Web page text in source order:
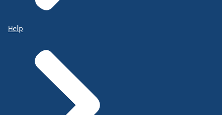
Help